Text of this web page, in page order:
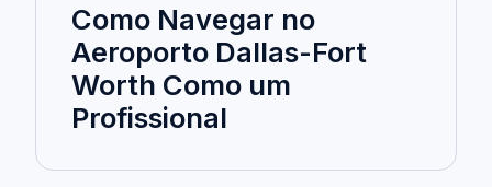
Como Navegar no
Aeroporto Dallas-Fort
Worth Como um
Profissional